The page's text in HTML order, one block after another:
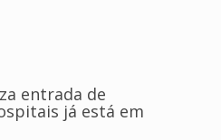
entrada de
já está em